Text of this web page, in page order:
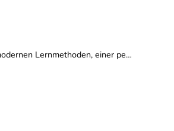
Lernmethoden, einer pe…